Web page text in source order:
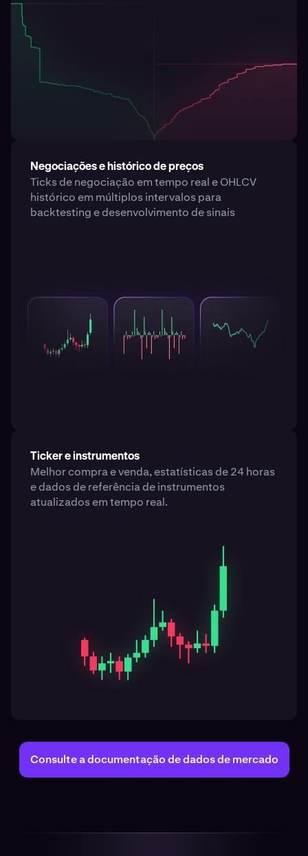
Negociações e histórico de preços
Ticks de negociação em tempo real e OHLCV
histórico em múltiplos intervalos para
backtesting e desenvolvimento de sinais
Ticker e instrumentos
Melhor compra e venda, estatísticas de 24 horas
e dados de referência de instrumentos
atualizados em tempo real.
Consulte a documentação de dados de mercado